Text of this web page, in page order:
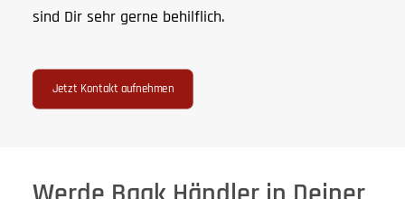
sind Dir sehr gerne behilflich.
Jetzt Kontakt aufnehmen